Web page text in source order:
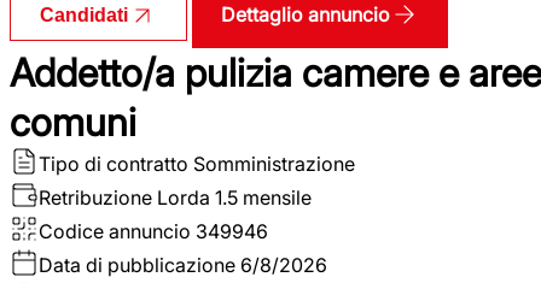
Candidati Dettaglio annuncio
Addetto/a pulizia camere e aree
comuni
Tipo di contratto Somministrazione
Retribuzione Lorda 1.5 mensile
Codice annuncio 349946
Data di pubblicazione 6/8/2026